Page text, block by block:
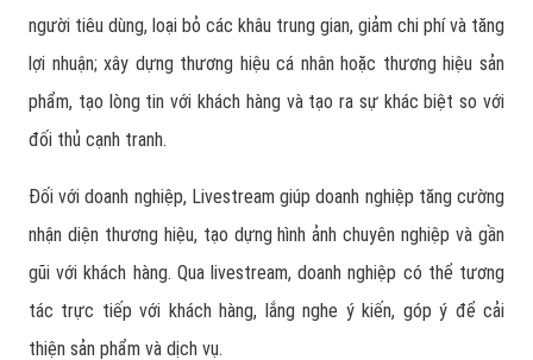
người tiêu dùng, loại bỏ các khâu trung gian, giảm chi phí và tăng
lợi nhuận; xây dựng thương hiệu cá nhân hoặc thương hiệu sản
phẩm, tạo lòng tin với khách hàng và tạo ra sự khác biệt so với
đối thủ cạnh tranh.
Đối với doanh nghiệp, Livestream giúp doanh nghiệp tăng cường
nhận diện thương hiệu, tạo dựng hình ảnh chuyên nghiệp và gần
gũi với khách hàng. Qua livestream, doanh nghiệp có thể tương
tác trực tiếp với khách hàng, lắng nghe ý kiến, góp ý để cải
thiện sản phẩm và dịch vụ.